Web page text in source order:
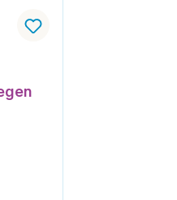
von 5 von 5 Sternen